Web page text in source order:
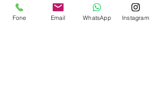
Fone Email WhatsApp Instagram